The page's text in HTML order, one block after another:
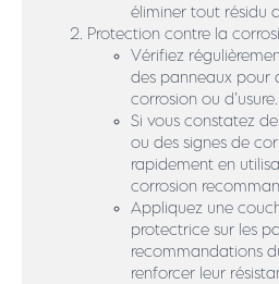
éliminer tout résidu
Protection contre la
Vérifiez
des panneaux pour
corrosion ou d’usure.
Si vous constatez
ou des signes de
rapidement en
corrosion
Appliquez une
protectrice sur les
recommandations
renforcer leur